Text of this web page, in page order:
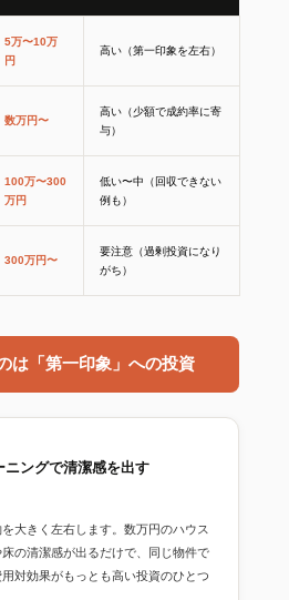
5万〜10万
円
高い（第一印象を左右）
数万円〜
高い（少額で成約率に寄
与）
100万〜300
万円
低い〜中（回収できない
例も）
300万円〜
要注意（過剰投資になり
がち）
は「第一印象」への投資
ニングで清潔感を出す
大きく左右します。数万円のハウス
の清潔感が出るだけで、同じ物件で
対効果がもっとも高い投資のひとつ